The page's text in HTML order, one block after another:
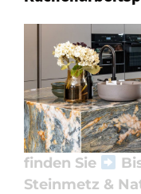
Naturstein in
Bischoff
Badfliese,
✓Waschtische
finden Sie
Steinmetz &